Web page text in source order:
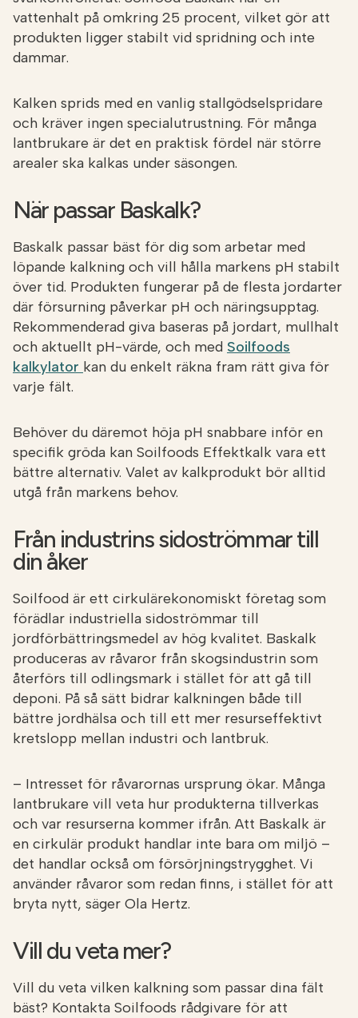
vattenhalt på omkring 25 procent, vilket gör att
produkten ligger stabilt vid spridning och inte
dammar.
Kalken sprids med en vanlig stallgödselspridare
och kräver ingen specialutrustning. För många
lantbrukare är det en praktisk fördel när större
arealer ska kalkas under säsongen.
När passar Baskalk?
Baskalk passar bäst för dig som arbetar med
löpande kalkning och vill hålla markens pH stabilt
över tid. Produkten fungerar på de flesta jordarter
där försurning påverkar pH och näringsupptag.
Rekommenderad giva baseras på jordart, mullhalt
och aktuellt pH-värde, och med Soilfoods
kalkylator kan du enkelt räkna fram rätt giva för
varje fält.
Behöver du däremot höja pH snabbare inför en
specifik gröda kan Soilfoods Effektkalk vara ett
bättre alternativ. Valet av kalkprodukt bör alltid
utgå från markens behov.
Från industrins sidoströmmar till
din åker
Soilfood är ett cirkulärekonomiskt företag som
förädlar industriella sidoströmmar till
jordförbättringsmedel av hög kvalitet. Baskalk
produceras av råvaror från skogsindustrin som
återförs till odlingsmark i stället för att gå till
deponi. På så sätt bidrar kalkningen både till
bättre jordhälsa och till ett mer resurseffektivt
kretslopp mellan industri och lantbruk.
– Intresset för råvarornas ursprung ökar. Många
lantbrukare vill veta hur produkterna tillverkas
och var resurserna kommer ifrån. Att Baskalk är
en cirkulär produkt handlar inte bara om miljö –
det handlar också om försörjningstrygghet. Vi
använder råvaror som redan finns, i stället för att
bryta nytt, säger Ola Hertz.
Vill du veta mer?
Vill du veta vilken kalkning som passar dina fält
bäst? Kontakta Soilfoods rådgivare för att